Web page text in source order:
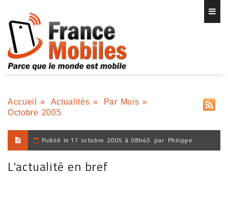
Accueil » Actualités » Par Mois »
Octobre 2005
Publié le 17 octobre 2005 à 08h45 par Philippe
L'actualité en bref